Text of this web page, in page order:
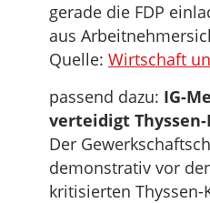
gerade die FDP
aus
Quelle: Wirtschaft
passend dazu: IG-
verteidigt
Der
demonstrativ vor
kritisierten